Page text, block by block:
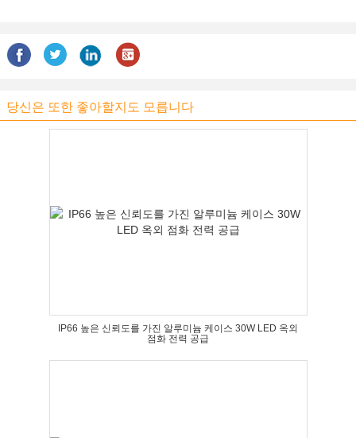
당신은 또한 좋아할지도 모릅니다
IP66 높은 신뢰도를 가진 알루미늄 케이스 30W LED 옥외
점화 전력 공급